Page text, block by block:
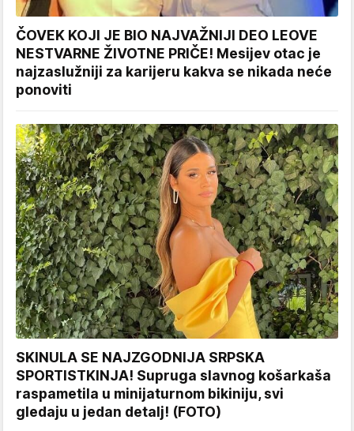
ČOVEK KOJI JE BIO NAJVAŽNIJI DEO LEOVE
NESTVARNE ŽIVOTNE PRIČE! Mesijev otac je
najzaslužniji za karijeru kakva se nikada neće
ponoviti
SKINULA SE NAJZGODNIJA SRPSKA
SPORTISTKINJA! Supruga slavnog košarkaša
raspametila u minijaturnom bikiniju, svi
gledaju u jedan detalj! (FOTO)